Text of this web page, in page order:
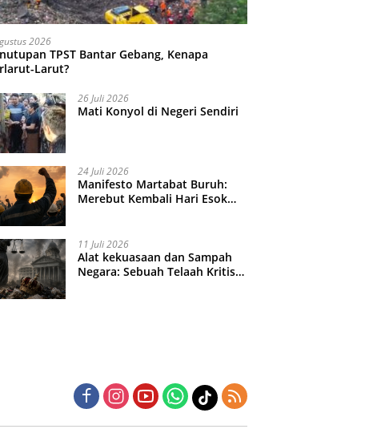
2026
TPST Bantar Gebang, Kenapa
Larut?
26 Juli 2026
Mati Konyol di Negeri Sendiri
24 Juli 2026
Manifesto Martabat Buruh:
Merebut Kembali Hari Esok
11 Juli 2026
Alat kekuasaan dan Sampah
Negara: Sebuah Telaah Kritis